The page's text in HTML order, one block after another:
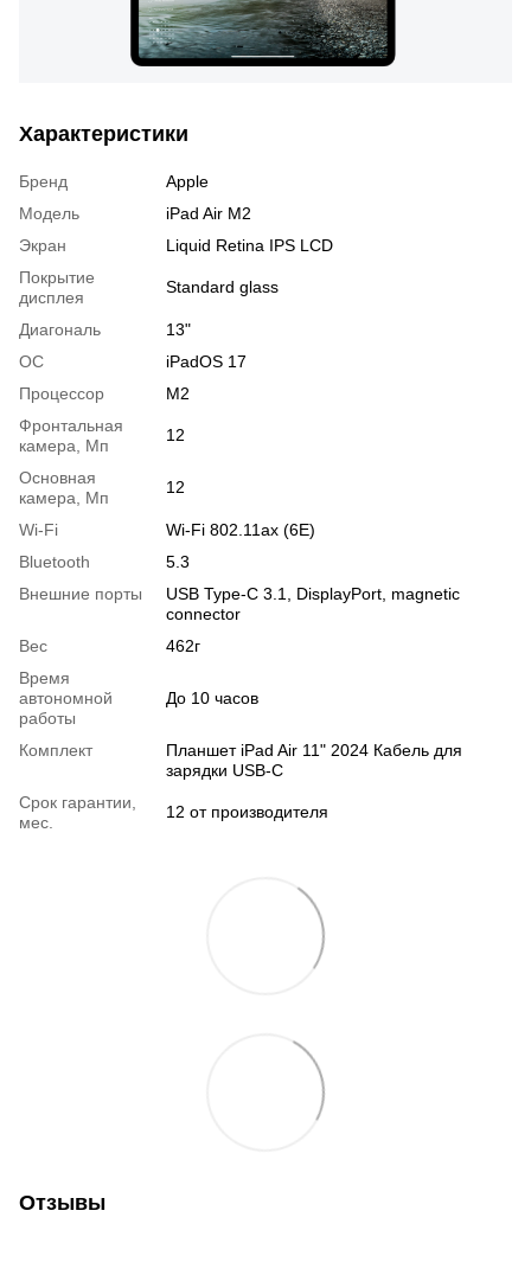
Характеристики
Бренд
Apple
Модель
iPad Air M2
Экран
Liquid Retina IPS LCD
Покрытие
дисплея
Standard glass
Диагональ
13"
OC
iPadOS 17
Процессор
M2
Фронтальная
камера, Мп
12
Основная
камера, Мп
12
Wi-Fi
Wi-Fi 802.11ax (6E)
Bluetooth
5.3
Внешние порты
USB Type-C 3.1, DisplayPort, magnetic
connector
Вес
462г
Время
автономной
работы
До 10 часов
Комплект
Планшет iPad Air 11" 2024 Кабель для
зарядки USB-C
Срок гарантии,
мес.
12 от производителя
Отзывы